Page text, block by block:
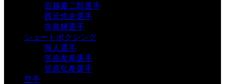
宮越慶二郎選手
西元也史選手
寺島輝選手
シュートボクシング
海人選手
笠原友希選手
笠原弘希選手
空手